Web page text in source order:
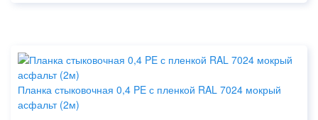
Планка стыковочная 0,4 PE с пленкой RAL 7024 мокрый
асфальт (2м)